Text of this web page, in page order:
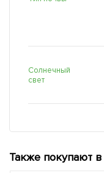
Солнечный
свет
Также покупают в